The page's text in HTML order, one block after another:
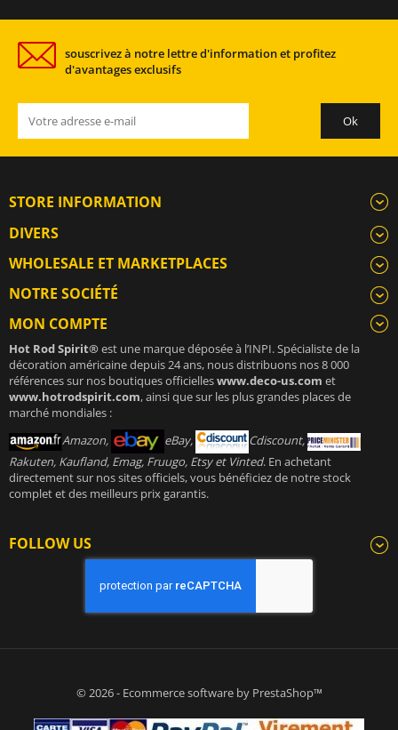
souscrivez à notre lettre d'information et profitez
d'avantages exclusifs
STORE INFORMATION
DIVERS
WHOLESALE ET MARKETPLACES
NOTRE SOCIÉTÉ
MON COMPTE
Hot Rod Spirit®est une marque déposée à l’INPI. Spécialiste de la
décoration américaine depuis 24 ans, nous distribuons nos 8 000
références sur nos boutiques officielleswww.deco-us.com et
www.hotrodspirit.com, ainsi que sur les plus grandes places de
marché mondiales :
Amazon,
eBay,
Cdiscount,
Rakuten, Kaufland, Emag, Fruugo, Etsy et Vinted. En achetant
directement sur nos sites officiels, vous bénéficiez de notre stock
complet et des meilleurs prix garantis.
FOLLOW US
© 2026 - Ecommerce software by PrestaShop™